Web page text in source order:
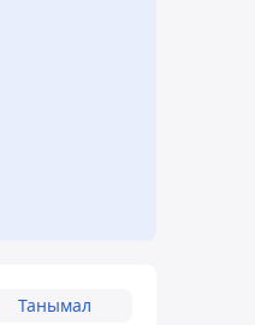
Танымал